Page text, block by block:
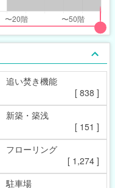
追い焚き機能
[ 838 ]
新築・築浅
[ 151 ]
フローリング
[ 1,274 ]
駐車場